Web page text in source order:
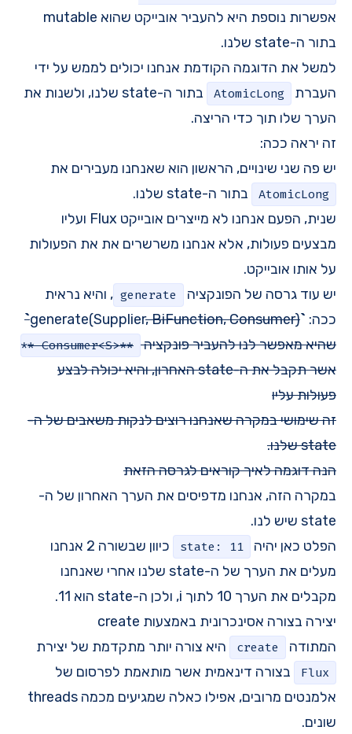
אפשרות נוספת היא להעביר אובייקט שהוא mutable
בתור ה-state שלנו.
למשל את הדוגמה הקודמת אנחנו יכולים לממש על ידי
העברת
AtomicLong
בתור ה-state שלנו, ולשנות את
הערך שלו תוך כדי הריצה.
זה יראה ככה:
יש פה שני שינויים, הראשון הוא שאנחנו מעבירים את
AtomicLong
בתור ה-state שלנו.
שנית, הפעם אנחנו לא מייצרים אובייקט Flux ועליו
מבצעים פעולות, אלא אנחנו משרשרים את את הפעולות
על אותו אובייקט.
יש עוד גרסה של הפונקציה
generate , והיא נראית
ככה: `
generate(Supplier, BiFunction, Consumer)
`
שהיא מאפשר לנו להעביר פונקציה **Consumer<S>**
אשר תקבל את ה-state האחרון, והיא יכולה לבצע
פעולות עליו
זה שימושי במקרה שאנחנו רוצים לנקות משאבים של ה-
state שלנו.
הנה דוגמה לאיך קוראים לגרסה הזאת
במקרה הזה, אנחנו מדפיסים את הערך האחרון של ה-
state שיש לנו.
הפלט כאן יהיה
state: 11
כיוון שבשורה 2 אנחנו
מעלים את הערך של ה-state שלנו אחרי שאנחנו
מקבלים את הערך 10 לתוך i, ולכן ה-state הוא 11.
יצירה בצורה אסינכרונית באמצעות create
המתודה
create היא צורה יותר מתקדמת של יצירת
Flux
בצורה דינאמית אשר מותאמת לפרסום של
אלמנטים מרובים, אפילו כאלה שמגיעים מכמה threads
שונים.